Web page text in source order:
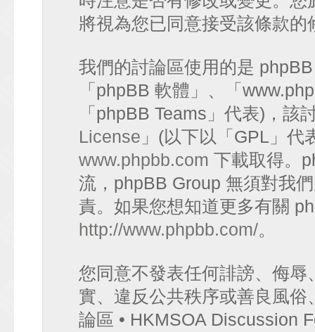
將視為您已同意接受該條款的
我們的討論區使用的是
「phpBB 軟體」、「
「phpBB Teams」代表)，該
License 」(以下以「GPL」代
www.phpbb.com 下載取得。
流，phpBB Group 無須對我
責。如果您想知道更多有關
http://www.phpbb.com/。
您同意不發表任何誹謗、侮
實、違反公共秩序或善良風
論區 • HKMSOA Discussion